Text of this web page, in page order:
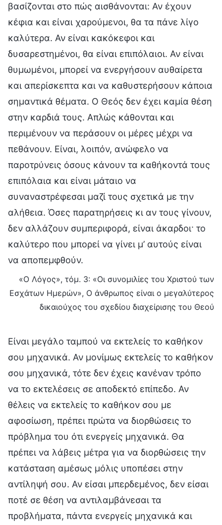
βασίζονται στο πώς αισθάνονται: Αν έχουν
κέφια και είναι χαρούμενοι, θα τα πάνε λίγο
καλύτερα. Αν είναι κακόκεφοι και
δυσαρεστημένοι, θα είναι επιπόλαιοι. Αν είναι
θυμωμένοι, μπορεί να ενεργήσουν αυθαίρετα
και απερίσκεπτα και να καθυστερήσουν κάποια
σημαντικά θέματα. Ο Θεός δεν έχει καμία θέση
στην καρδιά τους. Απλώς κάθονται και
περιμένουν να περάσουν οι μέρες μέχρι να
πεθάνουν. Είναι, λοιπόν, ανώφελο να
παροτρύνεις όσους κάνουν τα καθήκοντά τους
επιπόλαια και είναι μάταιο να
συναναστρέφεσαι μαζί τους σχετικά με την
αλήθεια. Όσες παρατηρήσεις κι αν τους γίνουν,
δεν αλλάζουν συμπεριφορά, είναι άκαρδοι· το
καλύτερο που μπορεί να γίνει μ’ αυτούς είναι
να αποπεμφθούν.
«Ο Λόγος», τόμ. 3: «Οι συνομιλίες του Χριστού των
Εσχάτων Ημερών», Ο άνθρωπος είναι ο μεγαλύτερος
δικαιούχος του σχεδίου διαχείρισης του Θεού
Είναι μεγάλο ταμπού να εκτελείς το καθήκον
σου μηχανικά. Αν μονίμως εκτελείς το καθήκον
σου μηχανικά, τότε δεν έχεις κανέναν τρόπο
να το εκτελέσεις σε αποδεκτό επίπεδο. Αν
θέλεις να εκτελείς το καθήκον σου με
αφοσίωση, πρέπει πρώτα να διορθώσεις το
πρόβλημα του ότι ενεργείς μηχανικά. Θα
πρέπει να λάβεις μέτρα για να διορθώσεις την
κατάσταση αμέσως μόλις υποπέσει στην
αντίληψή σου. Αν είσαι μπερδεμένος, δεν είσαι
ποτέ σε θέση να αντιλαμβάνεσαι τα
προβλήματα, πάντα ενεργείς μηχανικά και